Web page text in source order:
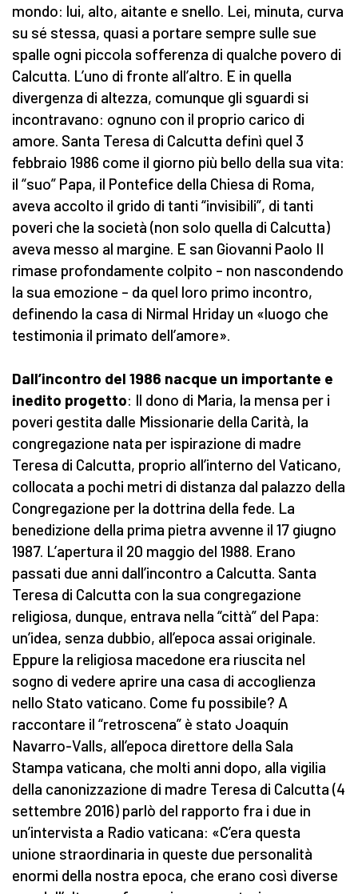
mondo: lui, alto, aitante e snello. Lei, minuta, curva
su sé stessa, quasi a portare sempre sulle sue
spalle ogni piccola sofferenza di qualche povero di
Calcutta. L’uno di fronte all’altro. E in quella
divergenza di altezza, comunque gli sguardi si
incontravano: ognuno con il proprio carico di
amore. Santa Teresa di Calcutta definì quel 3
febbraio 1986 come il giorno più bello della sua vita:
il “suo” Papa, il Pontefice della Chiesa di Roma,
aveva accolto il grido di tanti “invisibili”, di tanti
poveri che la società (non solo quella di Calcutta)
aveva messo al margine. E san Giovanni Paolo II
rimase profondamente colpito – non nascondendo
la sua emozione – da quel loro primo incontro,
definendo la casa di Nirmal Hriday un «luogo che
testimonia il primato dell’amore».
Dall’incontro del 1986 nacque un importante e
inedito progetto: Il dono di Maria, la mensa per i
poveri gestita dalle Missionarie della Carità, la
congregazione nata per ispirazione di madre
Teresa di Calcutta, proprio all’interno del Vaticano,
collocata a pochi metri di distanza dal palazzo della
Congregazione per la dottrina della fede. La
benedizione della prima pietra avvenne il 17 giugno
1987. L’apertura il 20 maggio del 1988. Erano
passati due anni dall’incontro a Calcutta. Santa
Teresa di Calcutta con la sua congregazione
religiosa, dunque, entrava nella “città” del Papa:
un’idea, senza dubbio, all’epoca assai originale.
Eppure la religiosa macedone era riuscita nel
sogno di vedere aprire una casa di accoglienza
nello Stato vaticano. Come fu possibile? A
raccontare il “retroscena” è stato Joaquín
Navarro-Valls, all’epoca direttore della Sala
Stampa vaticana, che molti anni dopo, alla vigilia
della canonizzazione di madre Teresa di Calcutta (4
settembre 2016) parlò del rapporto fra i due in
un’intervista a Radio vaticana: «C’era questa
unione straordinaria in queste due personalità
enormi della nostra epoca, che erano così diverse